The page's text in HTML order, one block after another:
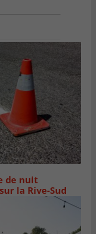
de nuit
la Rive-Sud